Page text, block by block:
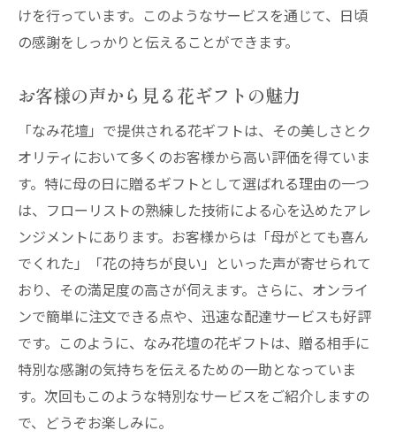
けを行っています。このようなサービスを通じて、日頃
の感謝をしっかりと伝えることができます。
お客様の声から見る花ギフトの魅力
「なみ花壇」で提供される花ギフトは、その美しさとク
オリティにおいて多くのお客様から高い評価を得ていま
す。特に母の日に贈るギフトとして選ばれる理由の一つ
は、フローリストの熟練した技術による心を込めたアレ
ンジメントにあります。お客様からは「母がとても喜ん
でくれた」「花の持ちが良い」といった声が寄せられて
おり、その満足度の高さが伺えます。さらに、オンライ
ンで簡単に注文できる点や、迅速な配達サービスも好評
です。このように、なみ花壇の花ギフトは、贈る相手に
特別な感謝の気持ちを伝えるための一助となっていま
す。次回もこのような特別なサービスをご紹介しますの
で、どうぞお楽しみに。